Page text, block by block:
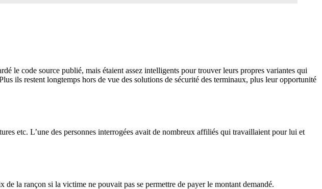
le code source publié, mais étaient assez intelligents pour trouver leurs propres variantes qui
ils restent longtemps hors de vue des solutions de sécurité des terminaux, plus leur opportunité
etc. L’une des personnes interrogées avait de nombreux affiliés qui travaillaient pour lui et
la rançon si la victime ne pouvait pas se permettre de payer le montant demandé.